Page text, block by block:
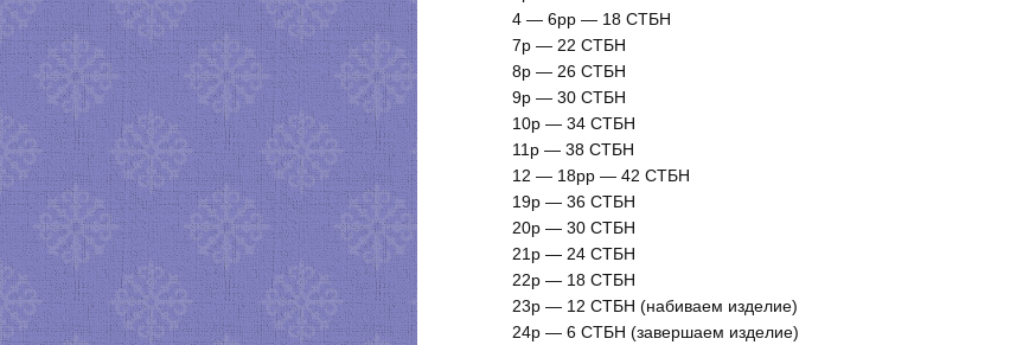
4 — 6рр — 18 СТБН
7р — 22 СТБН
8р — 26 СТБН
9р — 30 СТБН
10р — 34 СТБН
11р — 38 СТБН
12 — 18рр — 42 СТБН
19р — 36 СТБН
20р — 30 СТБН
21р — 24 СТБН
22р — 18 СТБН
23р — 12 СТБН (набиваем изделие)
24р — 6 СТБН (завершаем изделие)